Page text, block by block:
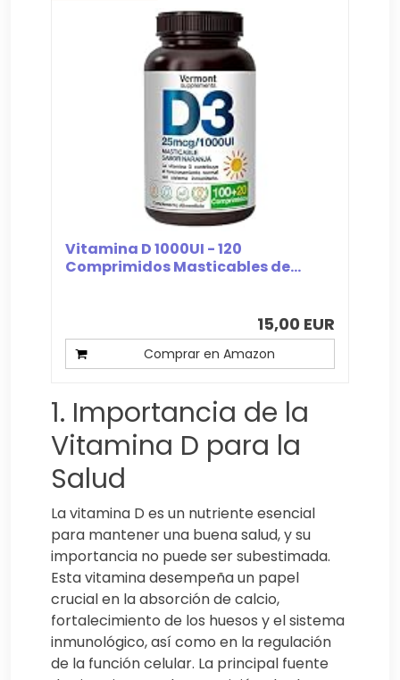
Vitamina D 1000UI - 120
Comprimidos Masticables de...
15,00 EUR
Comprar en Amazon
1. Importancia de la
Vitamina D para la
Salud
La vitamina D es un nutriente esencial
para mantener una buena salud, y su
importancia no puede ser subestimada.
Esta vitamina desempeña un papel
crucial en la absorción de calcio,
fortalecimiento de los huesos y el sistema
inmunológico, así como en la regulación
de la función celular. La principal fuente